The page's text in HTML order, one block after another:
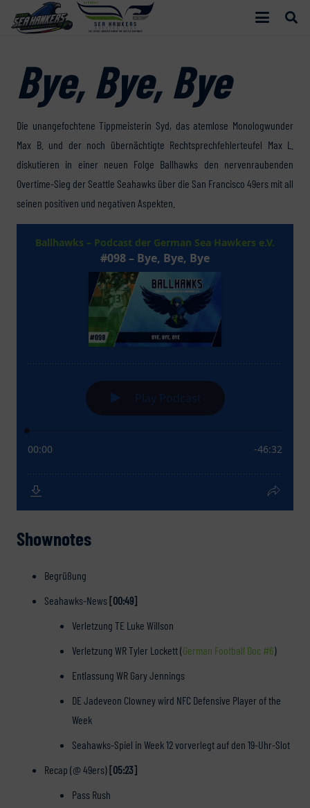
Bye, Bye, Bye
Die unangefochtene Tippmeisterin Syd, das atemlose Monologwunder
Max B. und der noch übernächtigte Rechtsprechfehlerteufel Max L.
diskutieren in einer neuen Folge Ballhawks den nervenraubenden
Overtime-Sieg der Seattle Seahawks über die San Francisco 49ers mit all
seinen positiven und negativen Aspekten.
Shownotes
Begrüßung
Seahawks-News[00:49]
Verletzung TE Luke Willson
Verletzung WR Tyler Lockett (German Football Doc #6)
Entlassung WR Gary Jennings
DE Jadeveon Clowney wird NFC Defensive Player of the
Week
Seahawks-Spiel in Week 12 vorverlegt auf den 19-Uhr-Slot
Recap (@ 49ers)[05:23]
Pass Rush